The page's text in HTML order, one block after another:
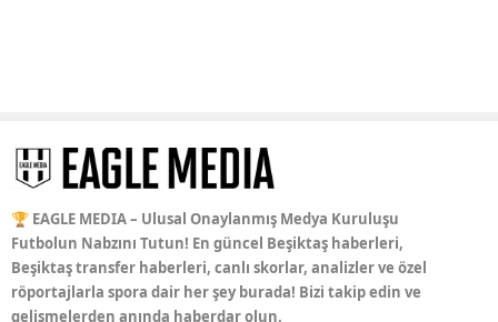
🏆 EAGLE MEDIA – Ulusal Onaylanmış Medya Kuruluşu
Futbolun Nabzını Tutun! En güncel Beşiktaş haberleri,
Beşiktaş transfer haberleri, canlı skorlar, analizler ve özel
röportajlarla spora dair her şey burada! Bizi takip edin ve
gelişmelerden anında haberdar olun.